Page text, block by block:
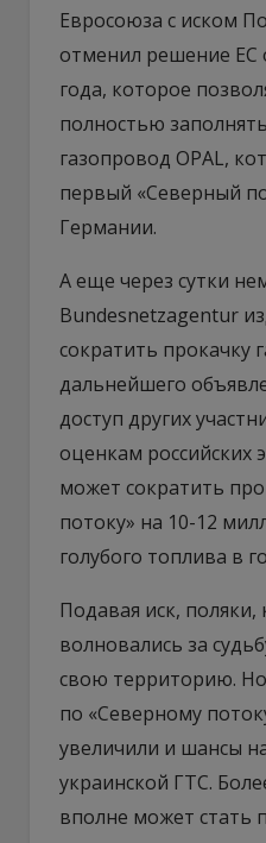
Евросоюза с иском
отменил решение ЕС
года, которое
полностью
газопровод OPAL,
первый «Северный
Германии.
А еще через сутки
Bundesnetzagentur
сократить прокачку
дальнейшего
доступ других
оценкам российских
может сократить
потоку» на 10-12
голубого топлива в
Подавая иск, поляки,
волновались за
свою территорию.
по «Северному
увеличили и шансы
украинской ГТС.
вполне может стать